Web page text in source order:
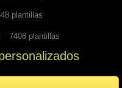
plantillas
7408 plantillas